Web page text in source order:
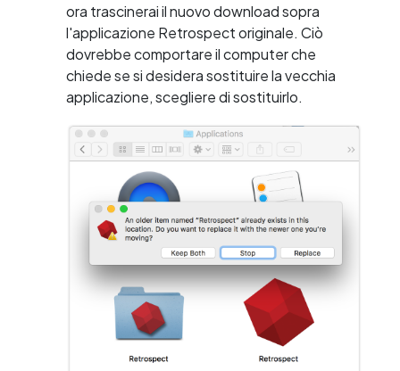
ora trascinerai il nuovo download sopra
l'applicazione Retrospect originale. Ciò
dovrebbe comportare il computer che
chiede se si desidera sostituire la vecchia
applicazione, scegliere di sostituirlo.